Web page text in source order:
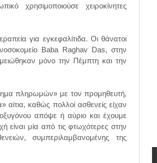
χρησιμοποιούσε χειροκίνητες
για εγκεφαλίτιδα. Οι θάνατοι
Baba Raghav Das, στην
μόνο την Πέμπτη και την
πληρωμών» με τον προμηθευτή,
καθώς πολλοί ασθενείς είχαν
απόψε ή αύριο και έχουμε
μία από τις φτωχότερες στην
συμπεριλαμβανομένης της